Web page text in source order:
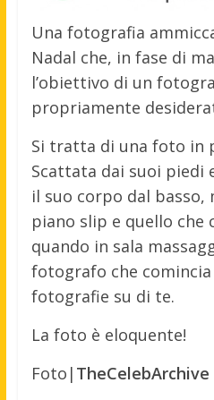
Una fotografia
Nadal che, in fase di
l’obiettivo di un
propriamente
Si tratta di una foto in
Scattata dai suoi
il suo corpo dal
piano slip e quello che
quando in sala
fotografo che
fotografie su di te.
La foto è eloquente!
Foto| TheCelebArchive